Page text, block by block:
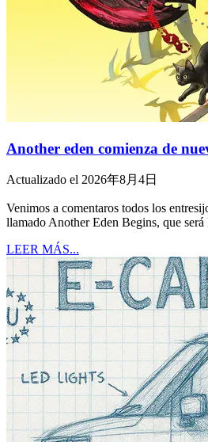
Another eden comienza de
Actualizado el 2026年8月4日
Venimos a comentaros todos los
llamado Another Eden Begins, que
LEER MÁS...